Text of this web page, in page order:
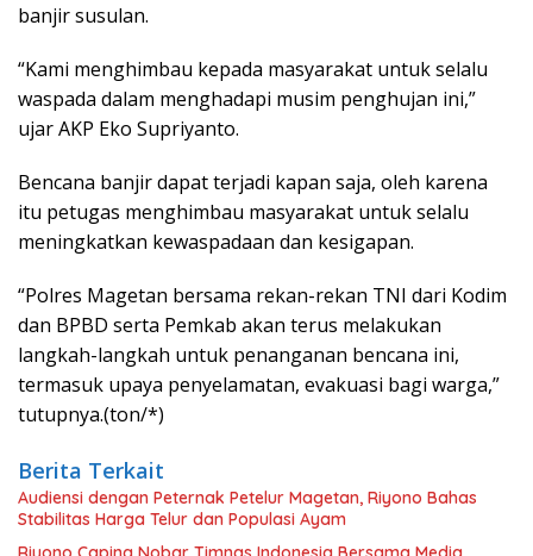
banjir susulan.
“Kami menghimbau kepada masyarakat untuk selalu
waspada dalam menghadapi musim penghujan ini,”
ujar AKP Eko Supriyanto.
Bencana banjir dapat terjadi kapan saja, oleh karena
itu petugas menghimbau masyarakat untuk selalu
meningkatkan kewaspadaan dan kesigapan.
“Polres Magetan bersama rekan-rekan TNI dari Kodim
dan BPBD serta Pemkab akan terus melakukan
langkah-langkah untuk penanganan bencana ini,
termasuk upaya penyelamatan, evakuasi bagi warga,”
tutupnya.(ton/*)
Berita Terkait
Audiensi dengan Peternak Petelur Magetan, Riyono Bahas
Stabilitas Harga Telur dan Populasi Ayam